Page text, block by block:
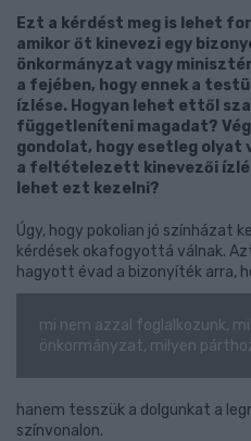
Ezt a kérdést meg is lehet
amikor őt kinevezi egy
önkormányzat vagy
a fejében, hogy ennek a
ízlése. Hogyan lehet ettől
függetleníteni magadat?
gondolat, hogy esetleg olyat
a feltételezett kinevezői
lehet ezt kezelni?
Úgy, hogy pokolian jó színházat
kérdések okafogyottá válnak.
hagyott évad a bizonyíték arra,
mi nem azzal foglalkozunk,
önkormányzat, milyen
hanem tesszük a dolgunkat a
színvonalon.